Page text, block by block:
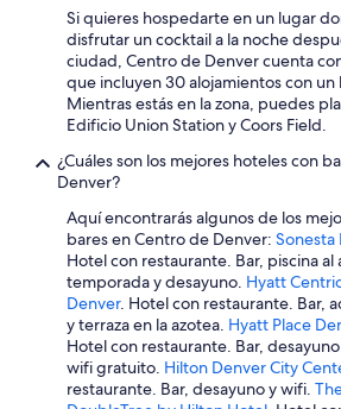
Si quieres hospedarte en un lugar
disfrutar un cocktail a la noche
ciudad, Centro de Denver cuenta
que incluyen 30 alojamientos con
Mientras estás en la zona, puedes
Edificio Union Station y Coors Field.
¿Cuáles son los mejores hoteles con
Denver?
Aquí encontrarás algunos de los
bares en Centro de Denver:
Hotel con restaurante. Bar, piscina al
temporada y desayuno. Hyatt
Denver. Hotel con restaurante. Bar,
y terraza en la azotea. Hyatt Place
Hotel con restaurante. Bar,
wifi gratuito. Hilton Denver City
restaurante. Bar, desayuno y wifi.